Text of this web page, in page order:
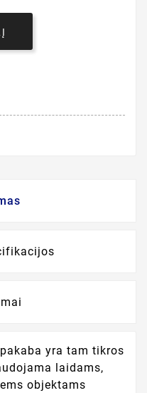
yra tam tikros
laidams,
objektams